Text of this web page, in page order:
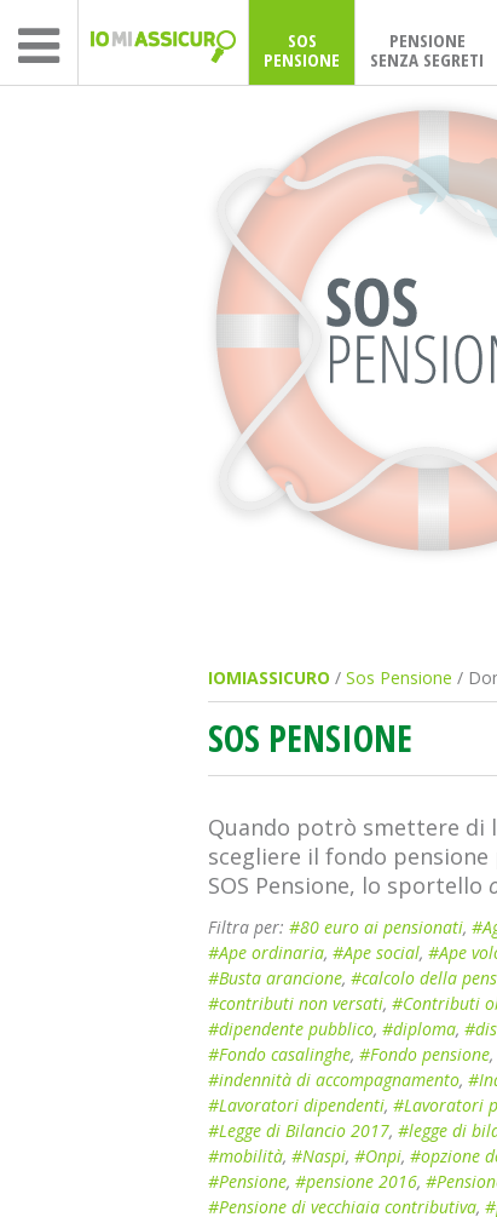
SOS
PENSIONE
PENSIONE
SENZA SEGRETI
IOMIASSICURO / Sos Pensione /
SOS PENSIONE
Quando potrò smettere di
scegliere il fondo
SOS Pensione, lo sportello
Filtra per: #80 euro ai pensionati,
#Ape ordinaria, #Ape social, #Ape
#Busta arancione, #calcolo della
#contributi non versati, #Contributi
#dipendente pubblico, #diploma,
#Fondo casalinghe, #Fondo pensione,
#indennità di accompagnamento,
#Lavoratori dipendenti, #Lavoratori
#Legge di Bilancio 2017, #legge di
#mobilità, #Naspi, #Onpi, #opzione
#Pensione, #pensione 2016,
#Pensione di vecchiaia contributiva,